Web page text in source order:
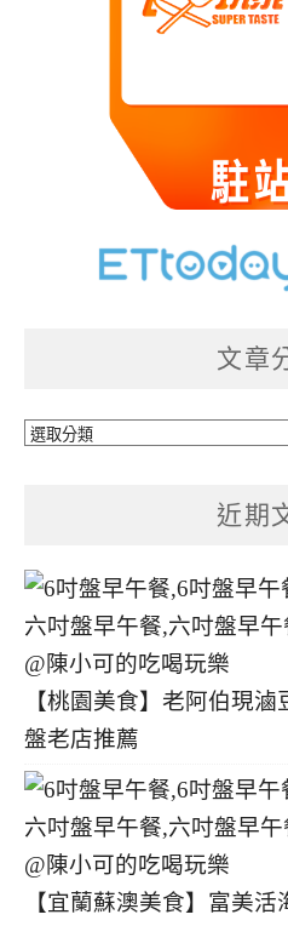
文章
文
近期
【桃園美食】老阿伯現
盤老店推薦
【宜蘭蘇澳美食】富美